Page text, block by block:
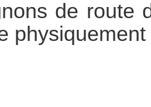
de route